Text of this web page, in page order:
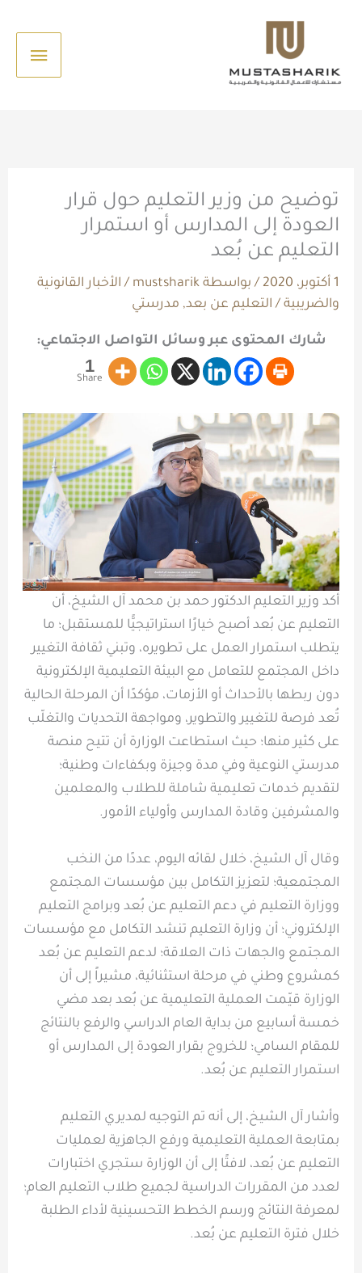
توضيح من وزير التعليم حول قرار
العودة إلى المدارس أو استمرار
التعليم عن بُعد
1 أكتوبر، 2020 / بواسطة mustsharik
/ الأخبار القانونية
والضريبية/ التعليم عن بعد, مدرستي
شارك المحتوى عبر وسائل التواصل الاجتماعي:
1
Share
أكد وزير التعليم الدكتور حمد بن محمد آل الشيخ، أن
التعليم عن بُعد أصبح خيارًا استراتيجيًّا للمستقبل؛ ما
يتطلب استمرار العمل على تطويره، وتبني ثقافة التغيير
داخل المجتمع للتعامل مع البيئة التعليمية الإلكترونية
دون ربطها بالأحداث أو الأزمات، مؤكدًا أن المرحلة الحالية
تُعد فرصة للتغيير والتطوير، ومواجهة التحديات والتغلّب
على كثير منها؛ حيث استطاعت الوزارة أن تتيح منصة
مدرستي النوعية وفي مدة وجيزة وبكفاءات وطنية؛
لتقديم خدمات تعليمية شاملة للطلاب والمعلمين
والمشرفين وقادة المدارس وأولياء الأمور.
وقال آل الشيخ، خلال لقائه اليوم، عددًا من النخب
المجتمعية؛ لتعزيز التكامل بين مؤسسات المجتمع
ووزارة التعليم في دعم التعليم عن بُعد وبرامج التعليم
الإلكتروني؛ أن وزارة التعليم تنشد التكامل مع مؤسسات
المجتمع والجهات ذات العلاقة؛ لدعم التعليم عن بُعد
كمشروع وطني في مرحلة استثنائية، مشيراً إلى أن
الوزارة قيّمت العملية التعليمية عن بُعد بعد مضي
خمسة أسابيع من بداية العام الدراسي والرفع بالنتائج
للمقام السامي؛ للخروج بقرار العودة إلى المدارس أو
استمرار التعليم عن بُعد.
وأشار آل الشيخ، إلى أنه تم التوجيه لمديري التعليم
بمتابعة العملية التعليمية ورفع الجاهزية لعمليات
التعليم عن بُعد، لافتًا إلى أن الوزارة ستجري اختبارات
لعدد من المقررات الدراسية لجميع طلاب التعليم العام؛
لمعرفة النتائج ورسم الخطط التحسينية لأداء الطلبة
خلال فترة التعليم عن بُعد.